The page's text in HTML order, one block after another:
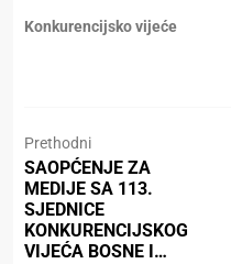
Konkurencijsko vijeće
Prethodni
SAOPĆENJE ZA
MEDIJE SA 113.
SJEDNICE
KONKURENCIJSKOG
VIJEĆA BOSNE I…